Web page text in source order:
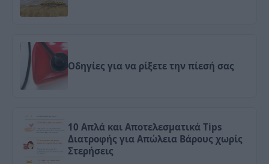
Οδηγίες για να ρίξετε την πίεσή σας
10 Απλά και Αποτελεσματικά Tips
Διατροφής για Απώλεια Βάρους χωρίς
Στερήσεις